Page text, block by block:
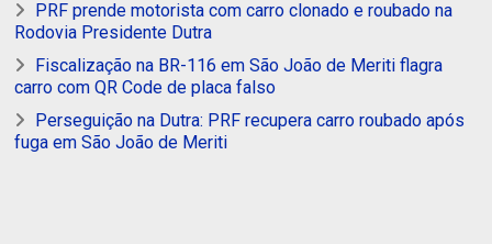
PRF prende motorista com carro clonado e roubado na
Rodovia Presidente Dutra
Fiscalização na BR-116 em São João de Meriti flagra
carro com QR Code de placa falso
Perseguição na Dutra: PRF recupera carro roubado após
fuga em São João de Meriti